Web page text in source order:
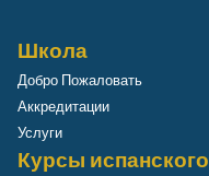
Школа
Добро Пожаловать
Аккредитации
Услуги
Курсы испанского